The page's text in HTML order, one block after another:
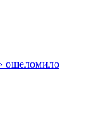
ошеломило